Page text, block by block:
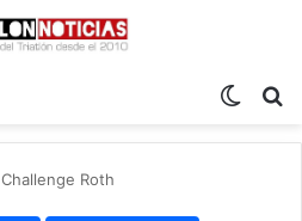
Challenge Roth